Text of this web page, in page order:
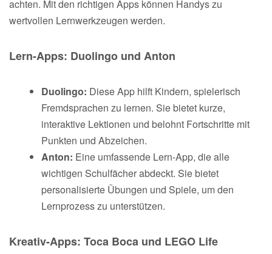
achten. Mit den richtigen Apps können Handys zu
wertvollen Lernwerkzeugen werden.
Lern-Apps: Duolingo und Anton
Duolingo: Diese App hilft Kindern, spielerisch
Fremdsprachen zu lernen. Sie bietet kurze,
interaktive Lektionen und belohnt Fortschritte mit
Punkten und Abzeichen.
Anton: Eine umfassende Lern-App, die alle
wichtigen Schulfächer abdeckt. Sie bietet
personalisierte Übungen und Spiele, um den
Lernprozess zu unterstützen.
Kreativ-Apps: Toca Boca und LEGO Life